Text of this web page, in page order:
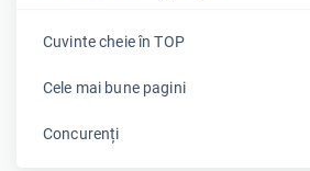
Cuvinte cheie în TOP
Cele mai bune pagini
Concurenți